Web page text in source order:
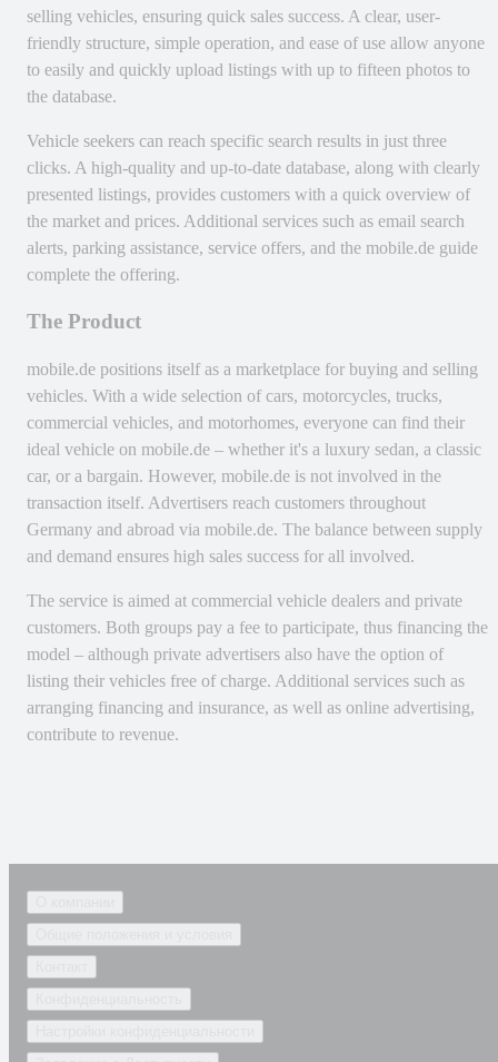
selling vehicles, ensuring quick sales success. A clear, user-
friendly structure, simple operation, and ease of use allow anyone
to easily and quickly upload listings with up to fifteen photos to
the database.
Vehicle seekers can reach specific search results in just three
clicks. A high-quality and up-to-date database, along with clearly
presented listings, provides customers with a quick overview of
the market and prices. Additional services such as email search
alerts, parking assistance, service offers, and the mobile.de guide
complete the offering.
The Product
mobile.de positions itself as a marketplace for buying and selling
vehicles. With a wide selection of cars, motorcycles, trucks,
commercial vehicles, and motorhomes, everyone can find their
ideal vehicle on mobile.de – whether it's a luxury sedan, a classic
car, or a bargain. However, mobile.de is not involved in the
transaction itself. Advertisers reach customers throughout
Germany and abroad via mobile.de. The balance between supply
and demand ensures high sales success for all involved.
The service is aimed at commercial vehicle dealers and private
customers. Both groups pay a fee to participate, thus financing the
model – although private advertisers also have the option of
listing their vehicles free of charge. Additional services such as
arranging financing and insurance, as well as online advertising,
contribute to revenue.